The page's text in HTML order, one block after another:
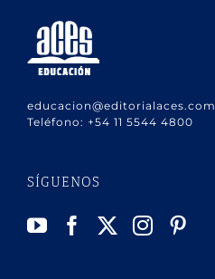
educacion@editorialaces.com
Teléfono: +54 11 5544 4800
SÍGUENOS